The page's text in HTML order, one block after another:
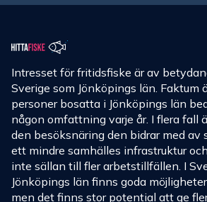
Intresset för fritidsfiske är av
Sverige som Jönköpings län. Faktum
personer bosatta i Jönköpings län
någon omfattning varje år. I flera fall
den besöksnäring den bidrar med av
ett mindre samhälles infrastruktur
inte sällan till fler arbetstillfällen. I
Jönköpings län finns goda
men det finns stor potential att ge